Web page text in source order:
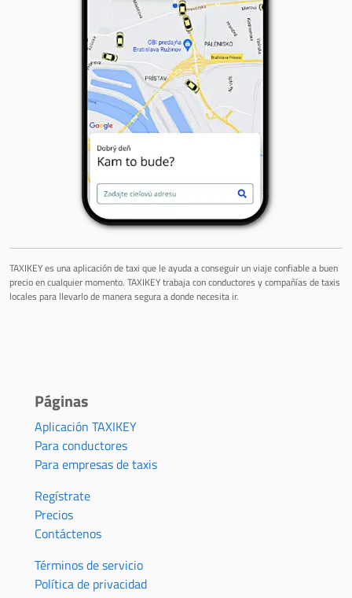
TAXIKEY es una aplicación de taxi que le ayuda a conseguir un viaje confiable a buen
precio en cualquier momento. TAXIKEY trabaja con conductores y compañías de taxis
locales para llevarlo de manera segura a donde necesita ir.
Páginas
Aplicación TAXIKEY
Para conductores
Para empresas de taxis
Regístrate
Precios
Contáctenos
Términos de servicio
Política de privacidad